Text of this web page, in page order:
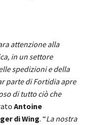
attenzione alla
in un settore
spedizioni e della
parte di Fortidia apre
di tutto ciò che
Antoine
di Wing. “La nostra